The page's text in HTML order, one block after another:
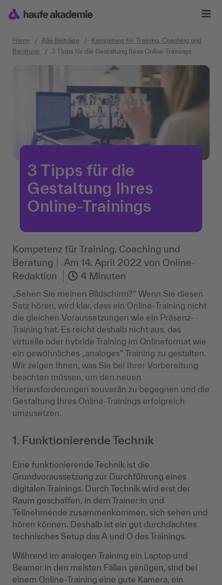
Home Alle Beiträge
Kompetenz für Training, Coaching und
Beratung
3 Tipps für die Gestaltung Ihres Online-Trainings
3 Tipps für die
Gestaltung Ihres
Online-Trainings
Kompetenz für Training, Coaching und
Beratung
Am 14. April 2022 von Online-
Redaktion
4 Minuten
„Sehen Sie meinen Bildschirm?” Wenn Sie diesen
Satz hören, wird klar, dass ein Online-Training nicht
die gleichen Voraussetzungen wie ein Präsenz-
Training hat. Es reicht deshalb nicht aus, das
virtuelle oder hybride Training im Onlineformat wie
ein gewöhnliches „analoges“ Training zu gestalten.
Wir zeigen Ihnen, was Sie bei Ihrer Vorbereitung
beachten müssen, um den neuen
Herausforderungen souverän zu begegnen und die
Gestaltung Ihres Online-Trainings erfolgreich
umzusetzen.
1. Funktionierende Technik
Eine funktionierende Technik ist die
Grundvoraussetzung zur Durchführung eines
digitalen Trainings. Durch Technik wird erst der
Raum geschaffen, in dem Trainer:in und
Teilnehmende zusammenkommen, sich sehen und
hören können. Deshalb ist ein gut durchdachtes
technisches Setup das A und O des Trainings.
Während im analogen Training ein Laptop und
Beamer in den meisten Fällen genügen, sind bei
einem Online-Training eine gute Kamera, ein